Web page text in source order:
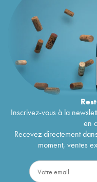
Inscrivez-vous à la
en
Recevez directement
moment, ventes